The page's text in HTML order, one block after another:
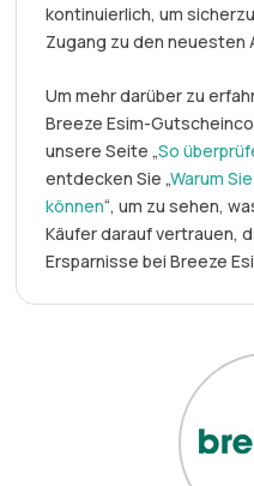
kontinuierlich, um
Zugang zu den neuesten
Um mehr darüber zu
Breeze Esim-
unsere Seite „So
entdecken Sie „Warum
können“, um zu sehen,
Käufer darauf vertrauen,
Ersparnisse bei Breeze